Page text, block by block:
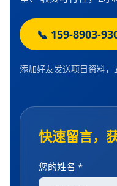
📞 159-8903-
添加好友发送项目资料
快速留言，
您的姓名 *